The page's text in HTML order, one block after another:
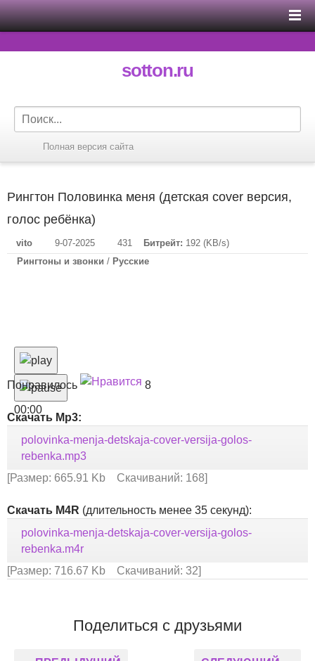
sotton.ru
Полная версия сайта
Рингтон Половинка меня (детская cover версия,
голос ребёнка)
vito 9-07-2025 431 Битрейт: 192 (KB/s)
Рингтоны и звонки / Русские
00:00
Понравилось 8
Скачать Mp3:
polovinka-menja-detskaja-cover-versija-golos-
rebenka.mp3
[Размер: 665.91 Kb Скачиваний: 168]
Скачать M4R (длительность менее 35 секунд):
polovinka-menja-detskaja-cover-versija-golos-
rebenka.m4r
[Размер: 716.67 Kb Скачиваний: 32]
Поделиться с друзьями